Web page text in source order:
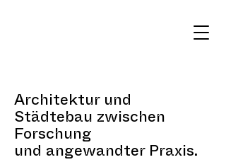
Architektur und
Städtebau zwischen
Forschung
und angewandter Praxis.